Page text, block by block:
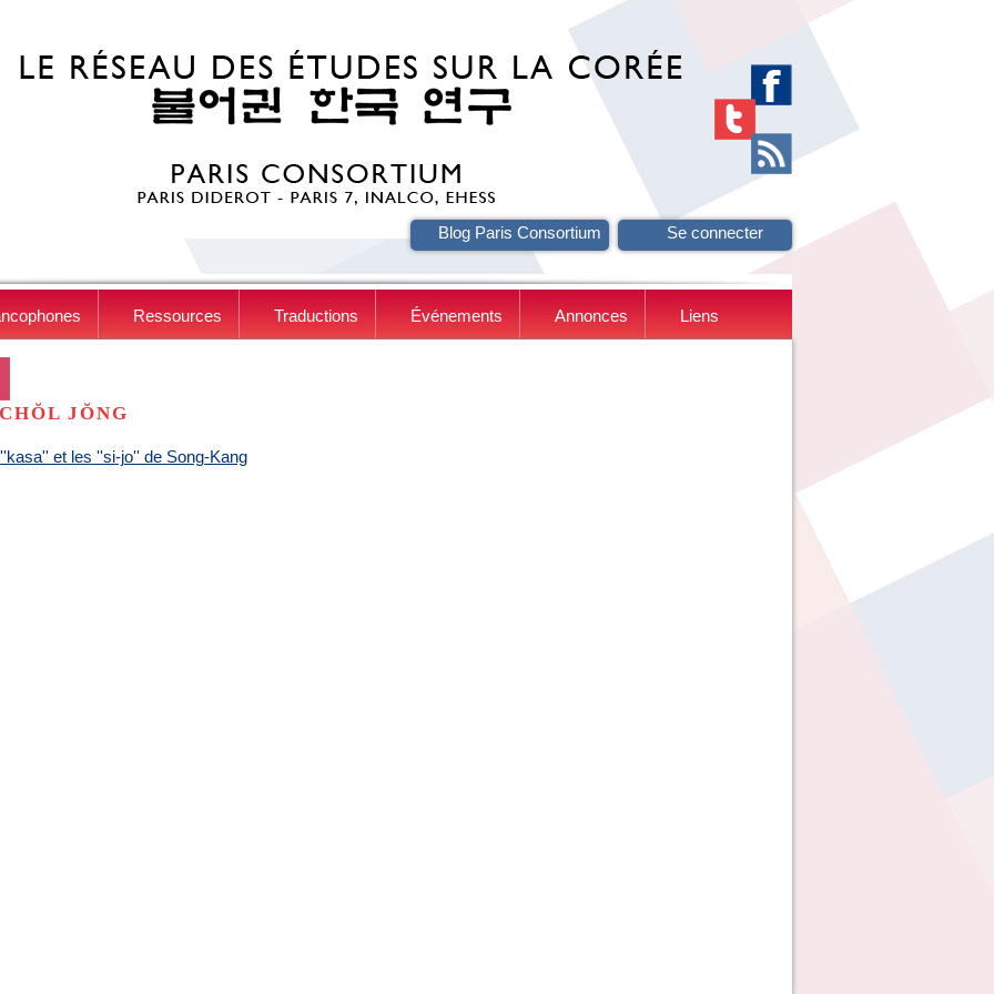
Blog Paris Consortium Se connecter
Ressources Traductions Événements Annonces Liens
CHŎL JŎNG
et les ''si-jo'' de Song-Kang